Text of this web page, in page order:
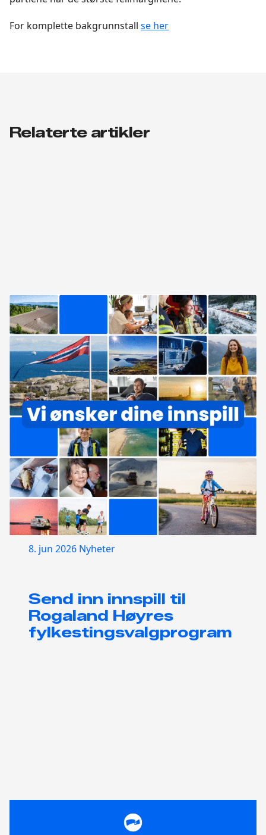
For komplette bakgrunnstall se her
Relaterte artikler
8. jun 2026 Nyheter
Send inn innspill til
Rogaland Høyres
fylkestingsvalgprogram